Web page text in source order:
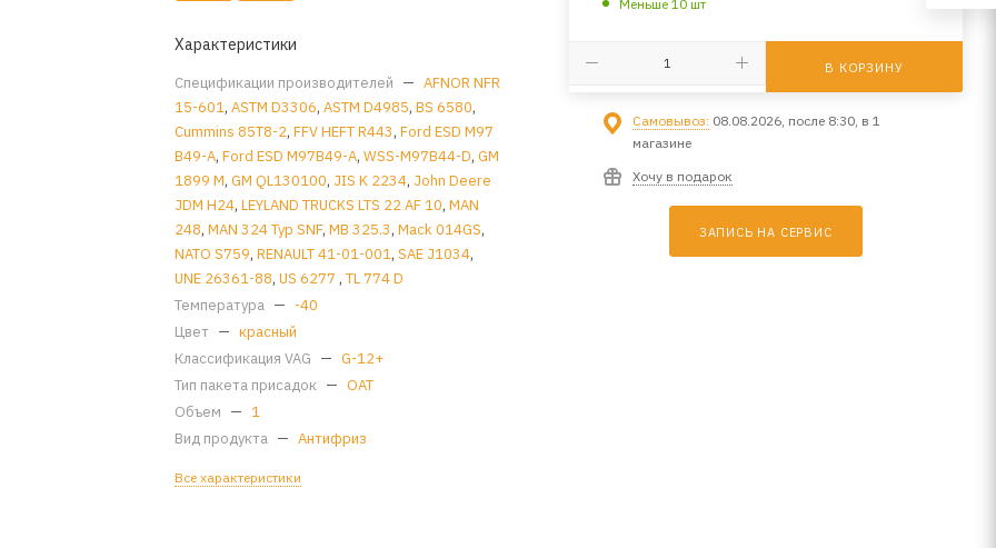
Характеристики
Спецификации производителей — AFNOR NFR
15-601,ASTM D3306,ASTM D4985,BS 6580,
Cummins 85T8-2,FFV HEFT R443,Ford ESD M97
B49-A,Ford ESD M97B49-A,WSS-M97B44-D,GM
1899 M,GM QL130100, JIS K 2234, John Deere
JDM H24,LEYLAND TRUCKS LTS 22 AF 10,MAN
248,MAN 324 Typ SNF,MB 325.3,Mack 014GS,
NATO S759,RENAULT 41-01-001,SAE J1034,
UNE 26361-88,US 6277,TL 774 D
Температура — -40
Цвет — красный
Классификация VAG — G-12+
Тип пакета присадок — OAT
Объем — 1
Вид продукта — Антифриз
Все характеристики
Меньше 10 шт
В КОРЗИНУ
Самовывоз: 08.08.2026, после 8:30, в 1
магазине
Хочу в подарок
ЗАПИСЬ НА СЕРВИС